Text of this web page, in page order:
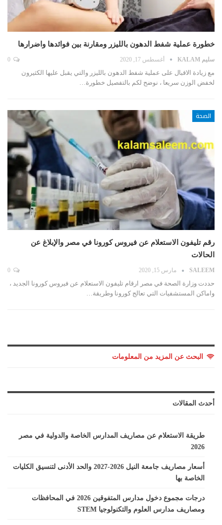
خطورة عملية شفط الدهون بالليزر ومقارنة بين فوائدها واضرارها
سليم KALAM أغسطس 17, 2020
مع زيادة الاقبال على عملية شفط الدهون بالليزر والتي يقبل عليها الكثيرون
لخفض الوزن سريعا ، نوضح لكم بالتفصيل خطورة…
الصحة
رقم تليفون الاستعلام عن فيروس كورونا في مصر والإبلاغ عن
الحالات
SALEEM مارس 15, 2020
حددت وزارة الصحة في مصر ارقام تليفون الاستعلام عن فيروس كورونا الجديد ،
واماكن المستشفيات التي تعالج كورونا وطريقة…
البحث عن المزيد من المعلومات
أحدث المقالات
طريقة الاستعلام عن مصاريف المدارس الخاصة والدولية في مصر
2026
أسعار مصاريف جامعة النيل 2026-2027 والحد الأدنى لتنسيق الكليات
الخاصة بها
درجات مجموع دخول مدارس المتفوقين 2026 في المحافظات
ومصاريف مدارس العلوم والتكنولوجيا STEM